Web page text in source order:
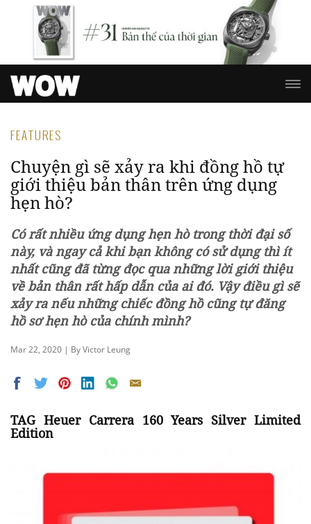
FEATURES
Chuyện gì sẽ xảy ra khi đồng hồ tự
giới thiệu bản thân trên ứng dụng
hẹn hò?
Có rất nhiều ứng dụng hẹn hò trong thời đại số
này, và ngay cả khi bạn không có sử dụng thì ít
nhất cũng đã từng đọc qua những lời giới thiệu
về bản thân rất hấp dẫn của ai đó. Vậy điều gì sẽ
xảy ra nếu những chiếc đồng hồ cũng tự đăng
hồ sơ hẹn hò của chính mình?
Mar 22, 2020 | By Victor Leung
TAG Heuer Carrera 160 Years Silver Limited
Edition